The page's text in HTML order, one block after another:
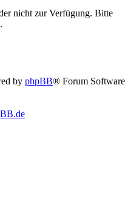
nicht zur Verfügung. Bitte
by phpBB® Forum Software